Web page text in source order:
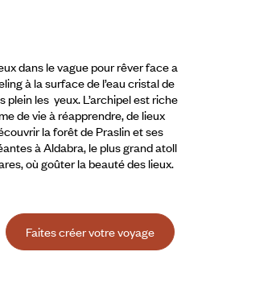
dans le vague pour rêver face a
à la surface de l’eau cristal de
plein les yeux. L’archipel est riche
de vie à réapprendre, de lieux
la forêt de Praslin et ses
à Aldabra,le plus grand atoll
où goûter la beauté des lieux.
Faites créer votre voyage